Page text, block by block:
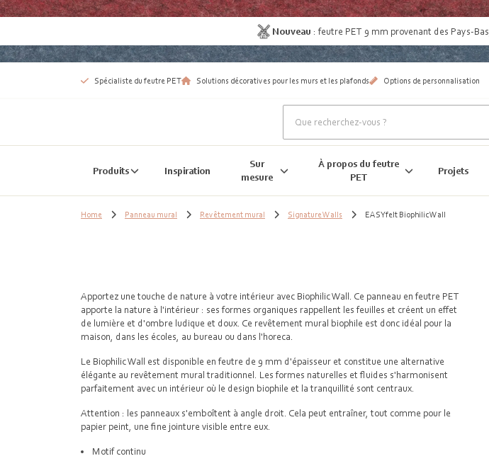
Nouveau :feutre PET 9 mm provenant des Pays-Bas
Spécialiste du feutre PET Solutions décoratives pour les murs et les plafonds Options de personnalisation
Produits Inspiration
Sur
mesure
À propos du feutre
PET
Projets
Home Panneau mural Revêtement mural Signature Walls EASYfelt Biophilic Wall
Apportez une touche de nature à votre intérieur avec Biophilic Wall. Ce panneau en feutre PET
apporte la nature à l'intérieur : ses formes organiques rappellent les feuilles et créent un effet
de lumière et d'ombre ludique et doux. Ce revêtement mural bio­phile est donc idéal pour la
maison, dans les écoles, au bureau ou dans l'horeca.
Le Biophilic Wall est disponible en feutre de 9 mm d'épaisseur et constitue une alternative
élégante au revêtement mural traditionnel. Les formes naturelles et fluides s'harmonisent
parfaitement avec un intérieur où le design bio­phile et la tranquillité sont centraux.
Attention : les panneaux s'emboîtent à angle droit. Cela peut entraîner, tout comme pour le
papier peint, une fine jointure visible entre eux.
Motif continu